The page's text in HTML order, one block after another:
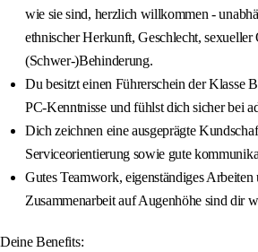
wie sie sind, herzlich willkommen -
ethnischer Herkunft, Geschlecht,
(Schwer-)Behinderung.
Du besitzt einen Führerschein der Klasse
PC-Kenntnisse und fühlst dich sicher bei
Dich zeichnen eine ausgeprägte
Serviceorientierung sowie gute
Gutes Teamwork, eigenständiges
Zusammenarbeit auf Augenhöhe sind dir
Deine Benefits: